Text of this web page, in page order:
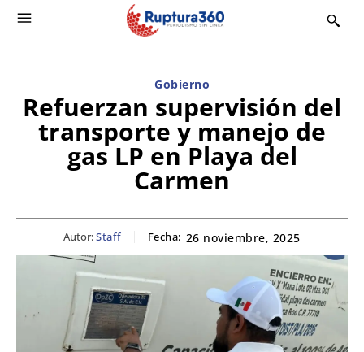
Gobierno
Refuerzan supervisión del
transporte y manejo de
gas LP en Playa del
Carmen
Autor:Staff Fecha: 26 noviembre, 2025